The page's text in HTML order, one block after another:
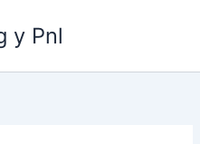
y Pnl